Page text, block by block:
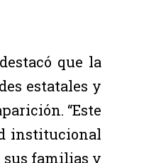
que la
estatales y
“Este
institucional
sus familias y